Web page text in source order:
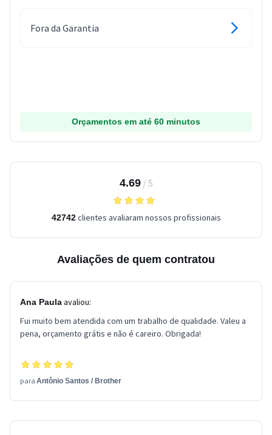
Fora da Garantia
Orçamentos em até 60 minutos
4.69/ 5
42742clientes avaliaram nossos profissionais
Avaliações de quem contratou
Ana Paulaavaliou:
Fui muito bem atendida com um trabalho de qualidade. Valeu a
pena, orçamento grátis e não é careiro. Obrigada!
para Antônio Santos / Brother